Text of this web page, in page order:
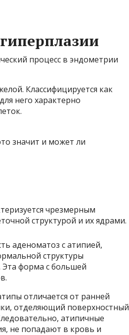
процесс в эндометрии
Классифицируется как
него характерно
чрезмерным
структурой и их ядрами.
аденоматоз с атипией,
структуры
Эта форма с большей
отличается от ранней
отделяющий поверхностный
атипичные
не попадают в кровь и